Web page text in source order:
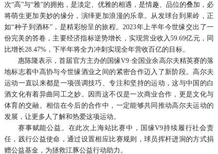
次“高”与“雅”的拥抱，是淡定、优雅的相遇，是情趣、品位的叠加，必
将萌生更加美妙的缘分，演绎更加浪漫的乐章。从发球台到果岭，正
如“种子到酒杯”，是精彩纷呈的旅程。2023年上半年今世缘交出了一
份完美的答卷，主要经济指标逆势增长，实现营业收入59.69亿元，同
比增长28.47%，下半年将全力冲刺实现全年营收百亿的目标。
惠陈隆表示，首届官方主办的国缘V9·全国业余高尔夫精英赛的落
地标志着中高协与今世缘酒业之间的紧密合作迈入了新阶段。高尔夫
运动一直以来都是一项强调技巧、专注和坚持的运动，这与中国的白
酒文化有着异曲同工之妙。因而这不仅是一次商业合作，更是文化与
体育的交融。相信在今后的合作中，一定能够共同推动高尔夫运动的
发展，让更多人了解和热爱这项运动。
赛事赋能公益。在此次上海站比赛中，国缘V9持续履行社会责
任，践行公益使命，通过设置相应比赛规则，球员挥杆进洞的方式捐
赠公益基金，为拯救江豚公益行动助力。